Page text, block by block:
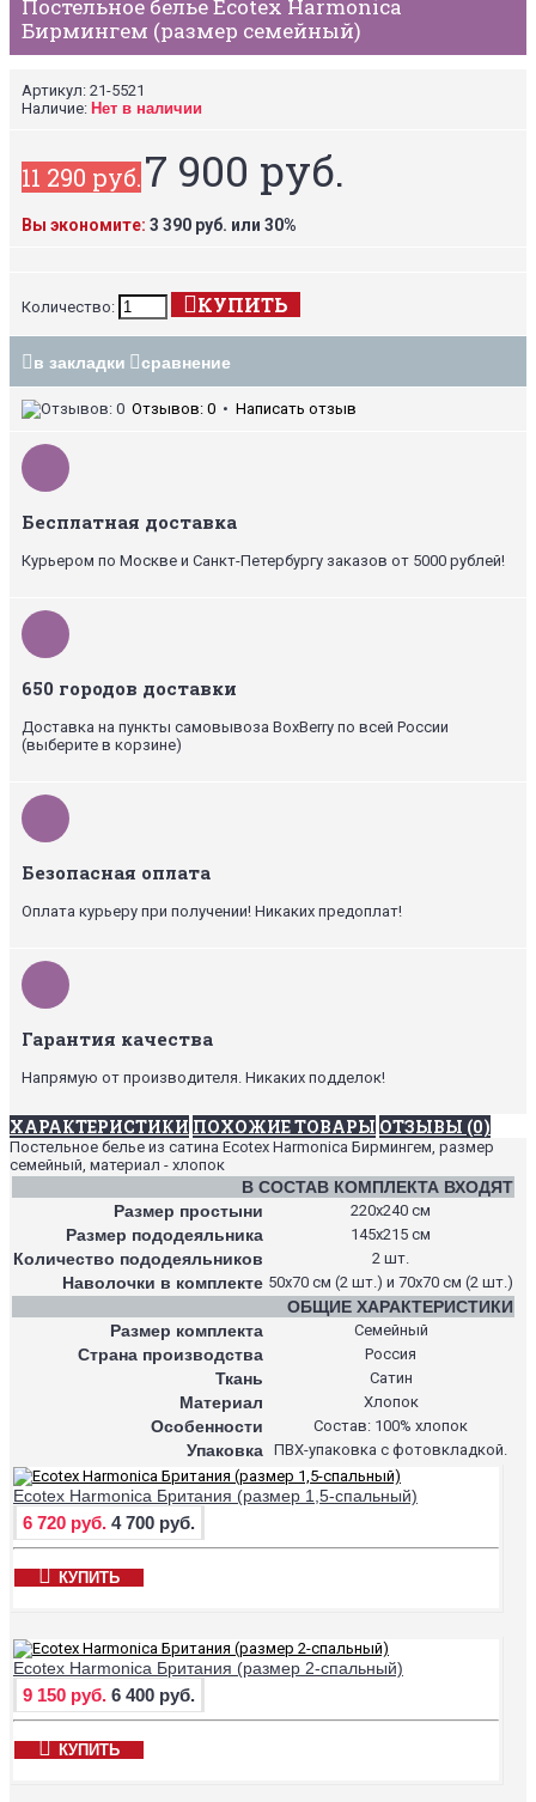
Постельное белье Ecotex Harmonica
Бирмингем (размер семейный)
Артикул: 21-5521
Наличие: Нет в наличии
11 290 руб.7 900 руб.
Вы экономите: 3 390 руб. или 30%
Количество: КУПИТЬ
в закладки сравнение
Отзывов: 0 • Написать отзыв
Бесплатная доставка
Курьером по Москве и Санкт-Петербургу заказов от 5000 рублей!
650 городов доставки
Доставка на пункты самовывоза BoxBerry по всей России
(выберите в корзине)
Безопасная оплата
Оплата курьеру при получении! Никаких предоплат!
Гарантия качества
Напрямую от производителя. Никаких подделок!
ХАРАКТЕРИСТИКИ ПОХОЖИЕ ТОВАРЫ ОТЗЫВЫ (0)
Постельное белье из сатина Ecotex Harmonica Бирмингем, размер
семейный, материал - хлопок
В СОСТАВ КОМПЛЕКТА ВХОДЯТ
Размер простыни
220х240 см
Размер пододеяльника 145х215 см
Количество пододеяльников 2 шт.
Наволочки в комплекте 50х70 см (2 шт.) и 70х70 см (2 шт.)
ОБЩИЕ ХАРАКТЕРИСТИКИ
Размер комплекта
Семейный
Страна производства Россия
Ткань Сатин
Материал Хлопок
Особенности Состав: 100% хлопок
Упаковка ПВХ-упаковка с фотовкладкой.
Ecotex Harmonica Британия (размер 1,5-спальный)
6 720 руб. 4 700 руб.
КУПИТЬ
Ecotex Harmonica Британия (размер 2-спальный)
9 150 руб. 6 400 руб.
КУПИТЬ